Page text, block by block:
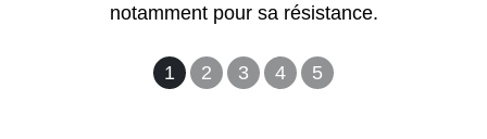
1 2 3 4 5
notamment pour sa résistance.